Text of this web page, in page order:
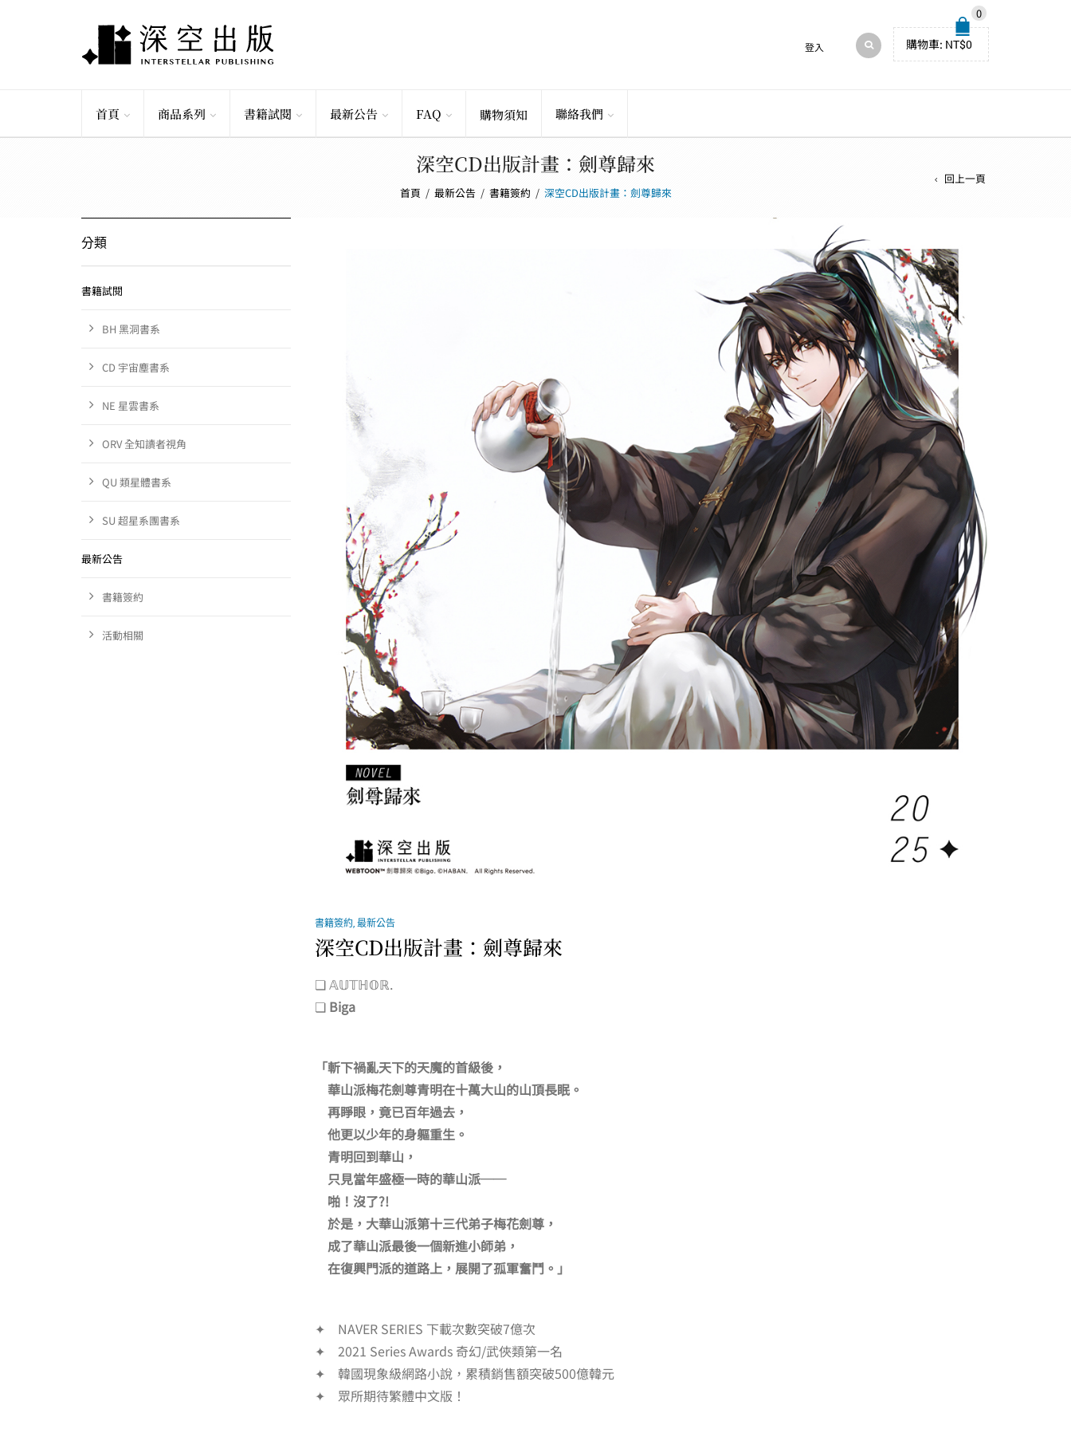
0
購物車: NT$0
登入
首頁 商品系列 書籍試閱 最新公告 FAQ 購物須知 聯絡我們
深空CD出版計畫：劍尊歸來
首頁 / 最新公告 / 書籍簽約 / 深空CD出版計畫：劍尊歸來
回上一頁
書籍簽約,最新公告
深空CD出版計畫：劍尊歸來
❏ 𝔸𝕌𝕋ℍ𝕆ℝ.
❏ Biga
「斬下禍亂天下的天魔的首級後，
華山派梅花劍尊青明在十萬大山的山頂長眠。
再睜眼，竟已百年過去，
他更以少年的身軀重生。
青明回到華山，
只見當年盛極一時的華山派──
啪！沒了?!
於是，大華山派第十三代弟子梅花劍尊，
成了華山派最後一個新進小師弟，
在復興門派的道路上，展開了孤軍奮鬥。 」
✦ NAVER SERIES 下載次數突破7億次
✦ 2021 Series Awards 奇幻/武俠類第一名
✦ 韓國現象級網路小說，累積銷售額突破500億韓元
✦ 眾所期待繁體中文版！
分類
書籍試閱
BH 黑洞書系
CD 宇宙塵書系
NE 星雲書系
ORV 全知讀者視角
QU 類星體書系
SU 超星系團書系
最新公告
書籍簽約
活動相關